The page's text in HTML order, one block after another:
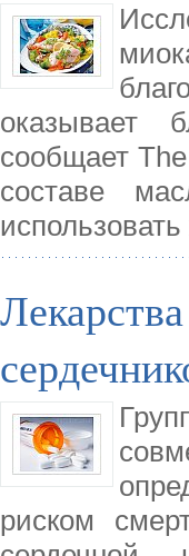
оказывает
сообщает
составе
риском